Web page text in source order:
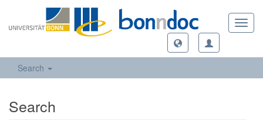
Search
Search